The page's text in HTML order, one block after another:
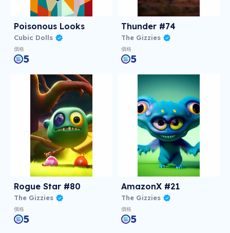
Poisonous Looks
Cubic Dolls
價格
5
Thunder #74
The Gizzies
價格
5
Rogue Star #80
The Gizzies
價格
5
AmazonX #21
The Gizzies
價格
5